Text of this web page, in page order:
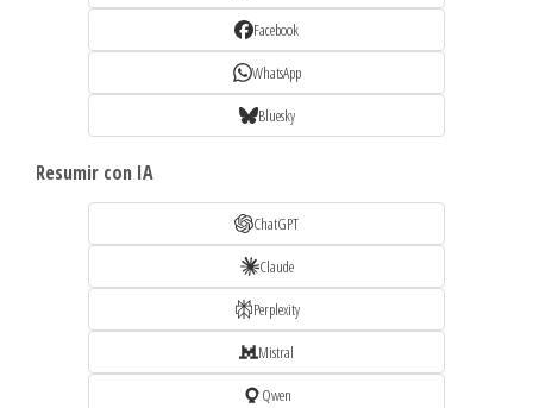
Facebook
WhatsApp
Bluesky
Resumir con IA
ChatGPT
Claude
Perplexity
Mistral
Qwen